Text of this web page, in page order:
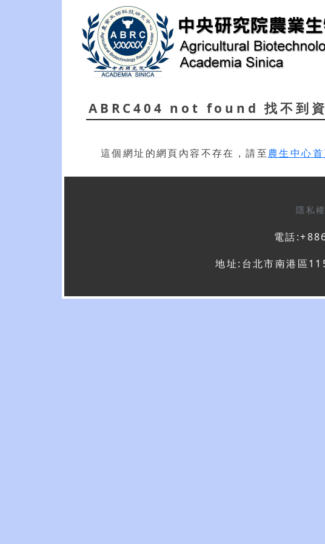
ABRC404 not found 找不到
這個網址的網頁內容不存在，請至農生中心
隱私
電話
地址:台北市南港區